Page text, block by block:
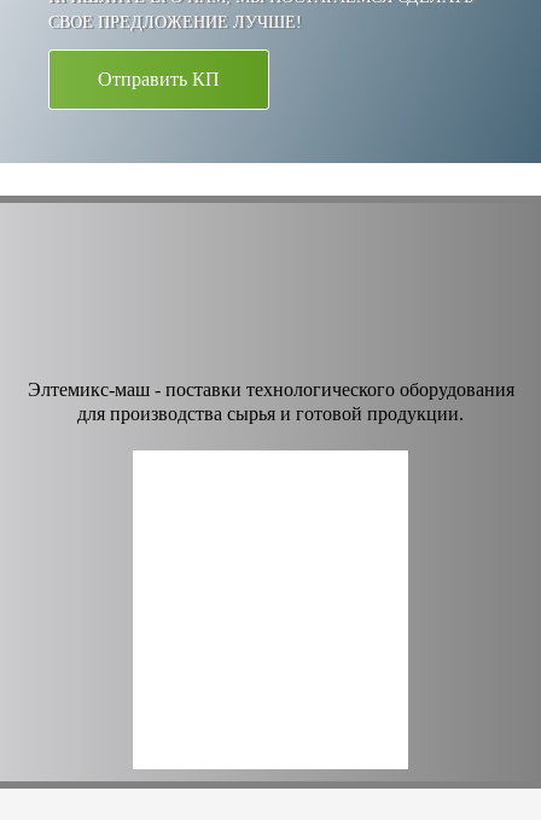
СВОЕ ПРЕДЛОЖЕНИЕ ЛУЧШЕ!
Отправить КП
Элтемикс-маш - поставки технологического оборудования
для производства сырья и готовой продукции.